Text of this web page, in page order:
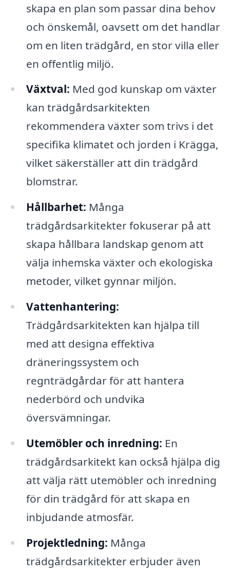
skapa en plan som passar dina behov
och önskemål, oavsett om det handlar
om en liten trädgård, en stor villa eller
en offentlig miljö.
Växtval: Med god kunskap om växter
kan trädgårdsarkitekten
rekommendera växter som trivs i det
specifika klimatet och jorden i Krägga,
vilket säkerställer att din trädgård
blomstrar.
Hållbarhet: Många
trädgårdsarkitekter fokuserar på att
skapa hållbara landskap genom att
välja inhemska växter och ekologiska
metoder, vilket gynnar miljön.
Vattenhantering:
Trädgårdsarkitekten kan hjälpa till
med att designa effektiva
dräneringssystem och
regnträdgårdar för att hantera
nederbörd och undvika
översvämningar.
Utemöbler och inredning: En
trädgårdsarkitekt kan också hjälpa dig
att välja rätt utemöbler och inredning
för din trädgård för att skapa en
inbjudande atmosfär.
Projektledning: Många
trädgårdsarkitekter erbjuder även